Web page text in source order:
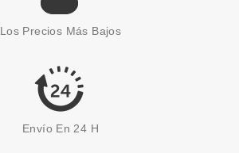
Los Precios Más Bajos
Envío En 24 H